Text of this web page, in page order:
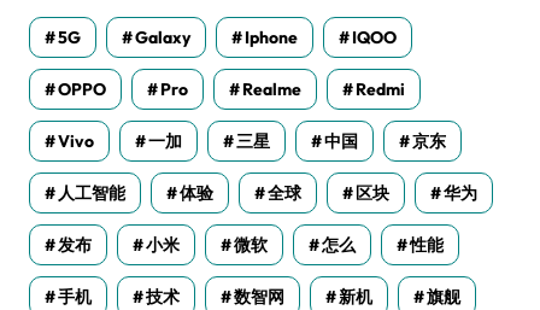
5G Galaxy Iphone IQOO
OPPO Pro Realme Redmi
Vivo 一加 三星 中国 京东
人工智能 体验 全球 区块 华为
发布 小米 微软 怎么 性能
手机 技术 数智网 新机 旗舰